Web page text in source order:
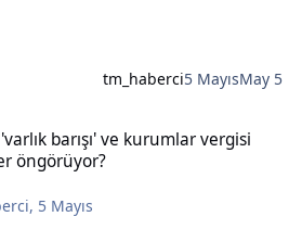
tm_haberci5 MayısMay 5
barışı' ve kurumlar vergisi
öngörüyor?
, 5 Mayıs